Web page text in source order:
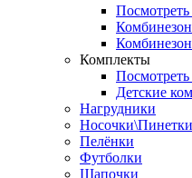
Посмотреть
Комплекты
Посмотреть
Детские
Нагрудники
Носочки\Пинетки
Пелёнки
Футболки
Шапочки